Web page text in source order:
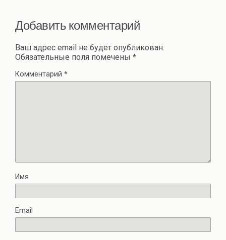
Добавить комментарий
Ваш адрес email не будет опубликован.
Обязательные поля помечены *
Комментарий *
Имя
Email